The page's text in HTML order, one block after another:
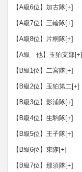
【A級6位】加古隊[+]
【A級7位】三輪隊[+]
【A級8位】片桐隊[+]
【A級 他】玉狛支部[+]
【B級1位】二宮隊[+]
【B級2位】玉狛第二[+]
【B級3位】影浦隊[+]
【B級4位】生駒隊[+]
【B級5位】王子隊[+]
【B級6位】東隊[+]
【B級7位】那須隊[+]